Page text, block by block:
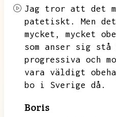
Jag tror att det
patetiskt.
Men
mycket,
mycket
som anser sig
progressiva och
vara väldigt
bo i Sverige då.
Boris